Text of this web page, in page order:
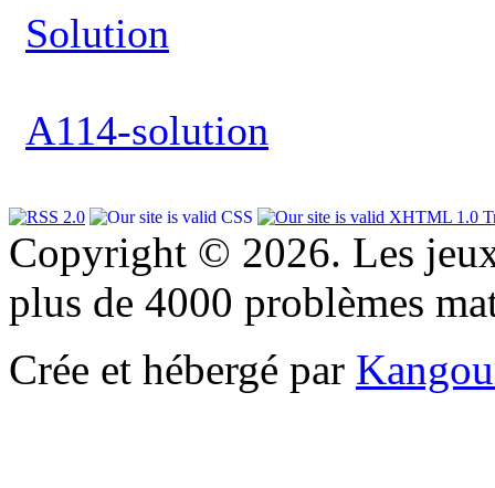
Solution
A114-solution
Copyright © 2026. Les
plus de 4000 problèmes
Crée et hébergé par